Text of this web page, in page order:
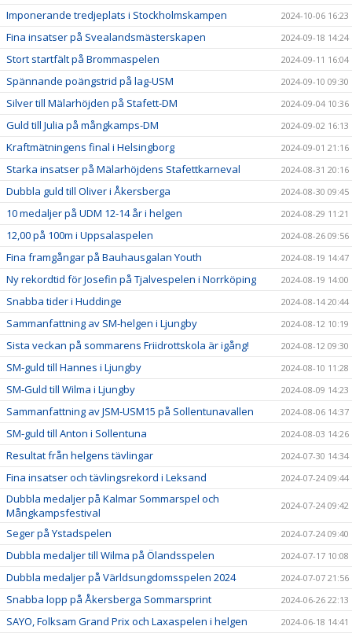
Imponerande tredjeplats i Stockholmskampen 2024-10-06 16:23
Fina insatser på Svealandsmästerskapen 2024-09-18 14:24
Stort startfält på Brommaspelen 2024-09-11 16:04
Spännande poängstrid på lag-USM 2024-09-10 09:30
Silver till Mälarhöjden på Stafett-DM 2024-09-04 10:36
Guld till Julia på mångkamps-DM 2024-09-02 16:13
Kraftmätningens final i Helsingborg 2024-09-01 21:16
Starka insatser på Mälarhöjdens Stafettkarneval 2024-08-31 20:16
Dubbla guld till Oliver i Åkersberga 2024-08-30 09:45
10 medaljer på UDM 12-14 år i helgen 2024-08-29 11:21
12,00 på 100m i Uppsalaspelen 2024-08-26 09:56
Fina framgångar på Bauhausgalan Youth 2024-08-19 14:47
Ny rekordtid för Josefin på Tjalvespelen i Norrköping 2024-08-19 14:00
Snabba tider i Huddinge 2024-08-14 20:44
Sammanfattning av SM-helgen i Ljungby 2024-08-12 10:19
Sista veckan på sommarens Friidrottskola är igång! 2024-08-12 09:30
SM-guld till Hannes i Ljungby 2024-08-10 11:28
SM-Guld till Wilma i Ljungby 2024-08-09 14:23
Sammanfattning av JSM-USM15 på Sollentunavallen 2024-08-06 14:37
SM-guld till Anton i Sollentuna 2024-08-03 14:26
Resultat från helgens tävlingar 2024-07-30 14:34
Fina insatser och tävlingsrekord i Leksand 2024-07-24 09:44
Dubbla medaljer på Kalmar Sommarspel och
Mångkampsfestival
2024-07-24 09:42
Seger på Ystadspelen 2024-07-24 09:40
Dubbla medaljer till Wilma på Ölandsspelen 2024-07-17 10:08
Dubbla medaljer på Världsungdomsspelen 2024 2024-07-07 21:56
Snabba lopp på Åkersberga Sommarsprint 2024-06-26 22:13
SAYO, Folksam Grand Prix och Laxaspelen i helgen 2024-06-18 14:41